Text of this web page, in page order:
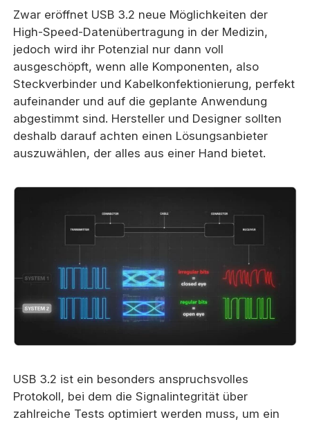
Zwar eröffnet USB 3.2 neue Möglichkeiten der
High-Speed-Datenübertragung in der Medizin,
jedoch wird ihr Potenzial nur dann voll
ausgeschöpft, wenn alle Komponenten, also
Steckverbinder und Kabelkonfektionierung, perfekt
aufeinander und auf die geplante Anwendung
abgestimmt sind. Hersteller und Designer sollten
deshalb darauf achten einen Lösungsanbieter
auszuwählen, der alles aus einer Hand bietet.
USB 3.2 ist ein besonders anspruchsvolles
Protokoll, bei dem die Signalintegrität über
zahlreiche Tests optimiert werden muss, um ein